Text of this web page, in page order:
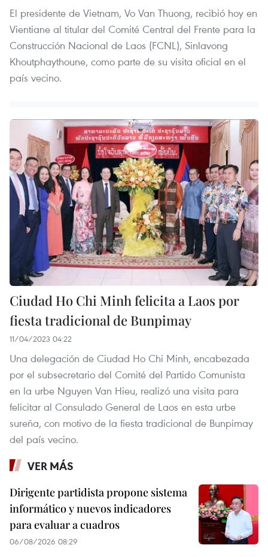
El presidente de Vietnam, Vo Van Thuong, recibió hoy en
Vientiane al titular del Comité Central del Frente para la
Construcción Nacional de Laos (FCNL), Sinlavong
Khoutphaythoune, como parte de su visita oficial en el
país vecino.
Ciudad Ho Chi Minh felicita a Laos por
fiesta tradicional de Bunpimay
11/04/2023 04:22
Una delegación de Ciudad Ho Chi Minh, encabezada
por el subsecretario del Comité del Partido Comunista
en la urbe Nguyen Van Hieu, realizó una visita para
felicitar al Consulado General de Laos en esta urbe
sureña, con motivo de la fiesta tradicional de Bunpimay
del país vecino.
VER MÁS
Dirigente partidista propone sistema
informático y nuevos indicadores
para evaluar a cuadros
06/08/2026 08:29